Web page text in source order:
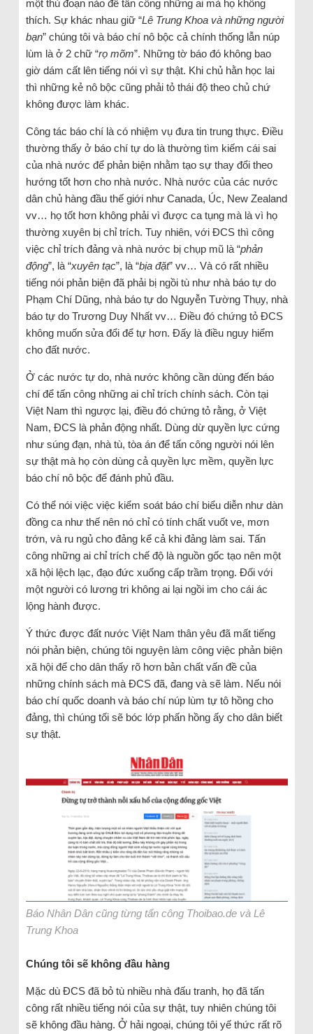
một thủ đoạn nào để tấn công những ai mà họ không
thích. Sự khác nhau giữ “Lê Trung Khoa và những người
bạn” chúng tôi và báo chí nô bộc cả chính thống lẫn núp
lùm là ở 2 chữ “rọ mõm”. Những tờ báo đó không bao
giờ dám cất lên tiếng nói vì sự thật. Khi chủ hằn học lai
thì những kẻ nô bộc cũng phải tỏ thái độ theo chủ chứ
không được làm khác.
Công tác báo chí là có nhiệm vụ đưa tin trung thực. Điều
thường thấy ở báo chí tự do là thường tìm kiếm cái sai
của nhà nước để phản biện nhằm tạo sự thay đổi theo
hướng tốt hơn cho nhà nước. Nhà nước của các nước
dân chủ hàng đầu thế giới như Canada, Úc, New Zealand
vv… họ tốt hơn không phải vì được ca tụng mà là vì họ
thường xuyên bị chỉ trích. Tuy nhiên, với ĐCS thì công
việc chỉ trích đảng và nhà nước bị chụp mũ là “phản
động”, là “xuyên tạc”, là “bịa đặt” vv… Và có rất nhiều
tiếng nói phản biện đã phải bị ngồi tù như nhà báo tự do
Phạm Chí Dũng, nhà báo tự do Nguyễn Tường Thụy, nhà
báo tự do Trương Duy Nhất vv… Điều đó chứng tỏ ĐCS
không muốn sửa đổi để tự hơn. Đấy là điều nguy hiểm
cho đất nước.
Ở các nước tự do, nhà nước không cần dùng đến báo
chí để tấn công những ai chỉ trích chính sách. Còn tại
Việt Nam thì ngược lại, điều đó chứng tỏ rằng, ở Việt
Nam, ĐCS là phản động nhất. Dùng dừ quyền lực cứng
như súng đạn, nhà tù, tòa án để tấn công người nói lên
sự thật mà họ còn dùng cả quyền lực mềm, quyền lực
báo chí nô bộc để đánh phủ đầu.
Có thể nói việc việc kiểm soát báo chí biểu diễn như dàn
đồng ca như thế nên nó chỉ có tính chất vuốt ve, mơn
trớn, và ru ngủ cho đảng kể cả khi đảng làm sai. Tấn
công những ai chỉ trích chế độ là nguồn gốc tạo nên một
xã hội lệch lạc, đạo đức xuống cấp trầm trọng. Đối với
một người có lương tri không ai lại ngồi im cho cái ác
lộng hành được.
Ý thức được đất nước Việt Nam thân yêu đã mất tiếng
nói phản biện, chúng tôi nguyện làm công việc phản biện
xã hội để cho dân thấy rõ hơn bản chất vấn đề của
những chính sách mà ĐCS đã, đang và sẽ làm. Nếu nói
báo chí quốc doanh và báo chí núp lùm tự tô hồng cho
đảng, thì chúng tối sẽ bóc lớp phấn hồng ấy cho dân biết
sự thật.
Báo Nhân Dân cũng từng tấn công Thoibao.de và Lê
Trung Khoa
Chúng tôi sẽ không đầu hàng
Mặc dù ĐCS đã bỏ tù nhiều nhà đấu tranh, họ đã tấn
công rất nhiều tiếng nói của sự thật, tuy nhiên chúng tôi
sẽ không đầu hàng. Ở hải ngoại, chúng tôi yế thức rất rõ